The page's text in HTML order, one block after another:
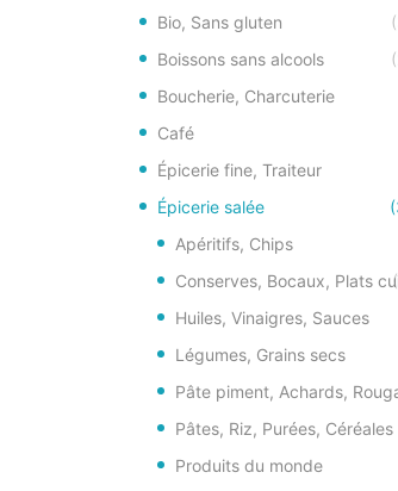
Bio, Sans gluten
Boissons sans alcools
Boucherie, Charcuterie
Café
Épicerie fine, Traiteur
Épicerie salée
Apéritifs, Chips
Conserves, Bocaux, Plats
Huiles, Vinaigres, Sauces
Légumes, Grains secs
Pâte piment, Achards,
Pâtes, Riz, Purées, Céréales
Produits du monde